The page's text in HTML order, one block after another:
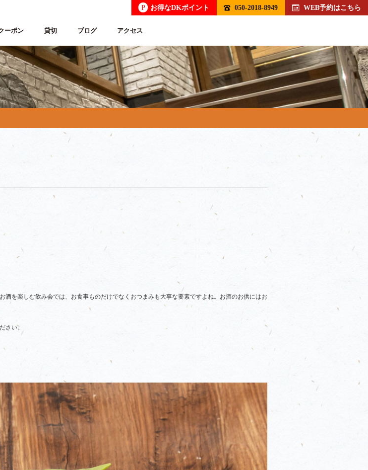
P お得なDKポイント 050-2018-8949 WEB予約はこちら
ーポン 貸切 ブログ アクセス
酒を楽しむ飲み会では、お食事ものだけでなくおつまみも大事な要素ですよね。お酒のお供にはお
さい。